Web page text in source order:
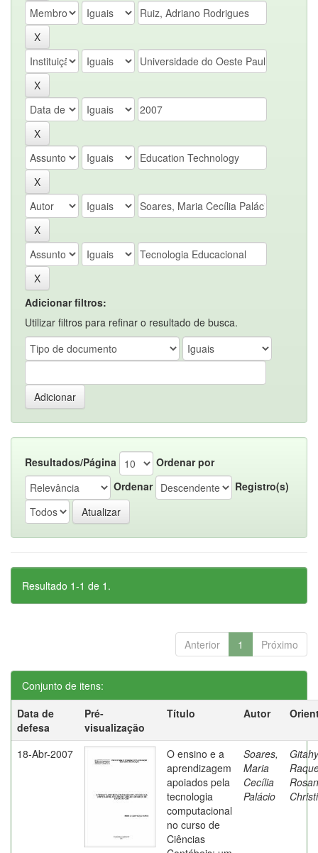
Adicionar filtros:
Utilizar filtros para refinar o resultado de busca.
Resultados/Página
Ordenar por
Ordenar
Registro(s)
Resultado 1-1 de 1.
Anterior 1 Próximo
Conjunto de itens:
Data de
defesa
Pré-
visualização
Título Autor
18-Abr-2007
O ensino e a
aprendizagem
apoiados pela
tecnologia
computacional
no curso de
Ciências
Soares,
Maria
Cecília
Palácio
Rosan